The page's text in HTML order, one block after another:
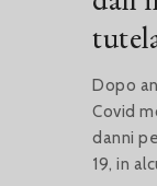
Dopo
Covid
danni
19, in